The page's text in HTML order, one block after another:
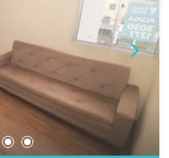
ou
de proporcionar
moradia.
Churrasqueira;
e bem
para uso